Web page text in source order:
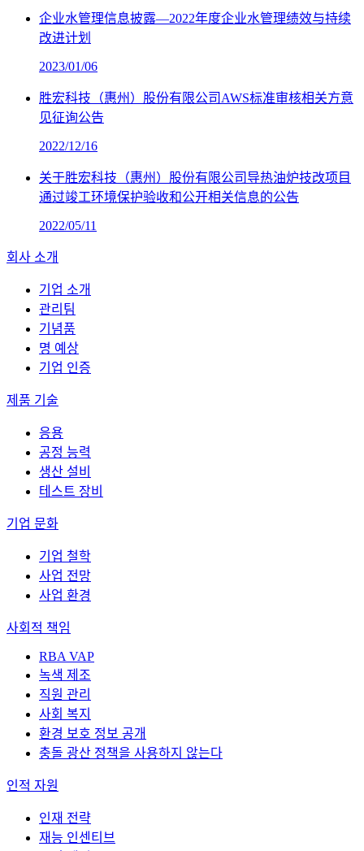
企业水管理信息披露—2022年度企业水管理绩效与持续
改进计划
2023/01/06
胜宏科技（惠州）股份有限公司AWS标准审核相关方意
见征询公告
2022/12/16
关于胜宏科技（惠州）股份有限公司导热油炉技改项目
通过竣工环境保护验收和公开相关信息的公告
2022/05/11
회사 소개
기업 소개
관리팀
기념품
명 예상
기업 인증
제품 기술
응용
공정 능력
생산 설비
테스트 장비
기업 문화
기업 철학
사업 전망
사업 환경
사회적 책임
RBA VAP
녹색 제조
직원 관리
사회 복지
환경 보호 정보 공개
충돌 광산 정책을 사용하지 않는다
인적 자원
인재 전략
재능 인센티브